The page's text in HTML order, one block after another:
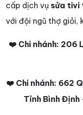
cấp dịch vụ sửa tivi
với đội ngũ thợ giỏi,
❤️ Chi nhánh: 206
❤️ Chi nhánh: 662
Tỉnh Bình Định